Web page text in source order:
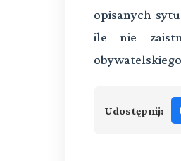
opisanych
ile nie
Udostępnij: